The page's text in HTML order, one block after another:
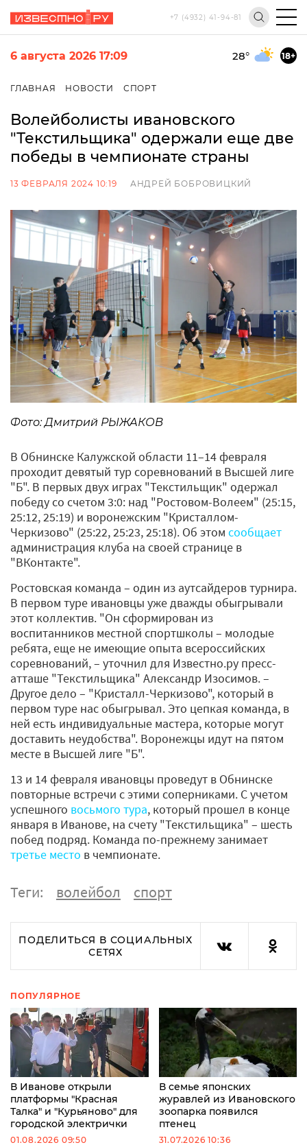
+7 (4932) 41-94-81
6 августа 2026 17:09 28° 18+
ГЛАВНАЯ НОВОСТИ СПОРТ
Волейболисты ивановского
"Текстильщика" одержали еще две
победы в чемпионате страны
13 ФЕВРАЛЯ 2024 10:19 АНДРЕЙ БОБРОВИЦКИЙ
Фото: Дмитрий РЫЖАКОВ
В Обнинске Калужской области 11–14 февраля
проходит девятый тур соревнований в Высшей лиге
"Б". В первых двух играх "Текстильщик" одержал
победу со счетом 3:0: над "Ростовом-Волеем" (25:15,
25:12, 25:19) и воронежским "Кристаллом-
Черкизово" (25:22, 25:23, 25:18). Об этом сообщает
администрация клуба на своей странице в
"ВКонтакте".
Ростовская команда – один из аутсайдеров турнира.
В первом туре ивановцы уже дважды обыгрывали
этот коллектив. "Он сформирован из
воспитанников местной спортшколы – молодые
ребята, еще не имеющие опыта всероссийских
соревнований, – уточнил для Известно.ру пресс-
атташе "Текстильщика" Александр Изосимов. –
Другое дело – "Кристалл-Черкизово", который в
первом туре нас обыгрывал. Это цепкая команда, в
ней есть индивидуальные мастера, которые могут
доставить неудобства". Воронежцы идут на пятом
месте в Высшей лиге "Б".
13 и 14 февраля ивановцы проведут в Обнинске
повторные встречи с этими соперниками. С учетом
успешного восьмого тура, который прошел в конце
января в Иванове, на счету "Текстильщика" – шесть
побед подряд. Команда по-прежнему занимает
третье место в чемпионате.
Теги: волейбол спорт
ПОДЕЛИТЬСЯ В СОЦИАЛЬНЫХ
СЕТЯХ
ПОПУЛЯРНОЕ
В Иванове открыли
платформы "Красная
Талка" и "Курьяново" для
городской электрички
01.08.2026 09:50
В семье японских
журавлей из Ивановского
зоопарка появился
птенец
31.07.2026 10:36